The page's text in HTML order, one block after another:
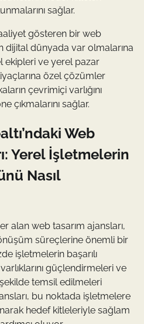
sağlar.
gösteren bir web
dijital dünyada var olmalarına
ekipleri ve yerel pazar
özel çözümler
çevrimiçi varlığını
çıkmalarını sağlar.
Web
Yerel İşletmelerin
Nasıl
alan web tasarım ajansları,
süreçlerine önemli bir
işletmelerin başarılı
güçlendirmeleri ve
temsil edilmeleri
bu noktada işletmelere
hedef kitleleriyle sağlam